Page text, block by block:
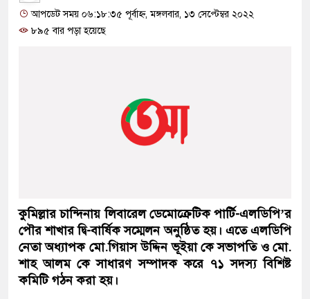
আপডেট সময় ০৬:১৮:৩৫ পূর্বাহ্ন, মঙ্গলবার, ১৩ সেপ্টেম্বর ২০২২
৮৯৫ বার পড়া হয়েছে
কুমিল্লার চান্দিনায় লিবারেল ডেমোক্রেটিক পার্টি-এলডিপি’র
পৌর শাখার দ্বি-বার্ষিক সম্মেলন অনুষ্ঠিত হয়। এতে এলডিপি
নেতা অধ্যাপক মো.গিয়াস উদ্দিন ভূইয়া কে সভাপতি ও মো.
শাহ আলম কে সাধারণ সম্পাদক করে ৭১ সদস্য বিশিষ্ট
কমিটি গঠন করা হয়।